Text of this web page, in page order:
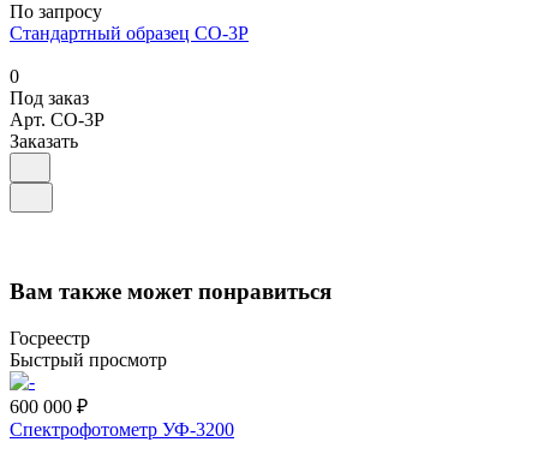
По запросу
Стандартный образец СО-3Р
0
Под заказ
Арт. СО-3Р
Заказать
Вам также может понравиться
Госреестр
Быстрый просмотр
600 000 ₽
Спектрофотометр УФ-3200